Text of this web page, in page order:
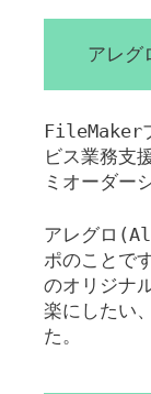
アレグ
FileMaker
ビス業務支
ミオーダー
アレグロ
ポのことで
のオリジナ
楽にしたい
た。